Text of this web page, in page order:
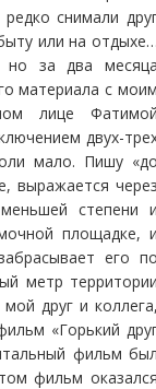
снимали
или на
но за два
материала с
лице
двух-
мало. Пишу
выражается
степени
площадке,
его
метр
друг и
«Горький
фильм
фильм